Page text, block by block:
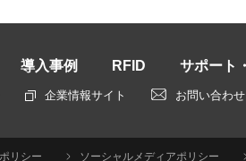
導入事例 RFID サポート
企業情報サイト お問い合わせ
リシー ソーシャルメディアポリシー